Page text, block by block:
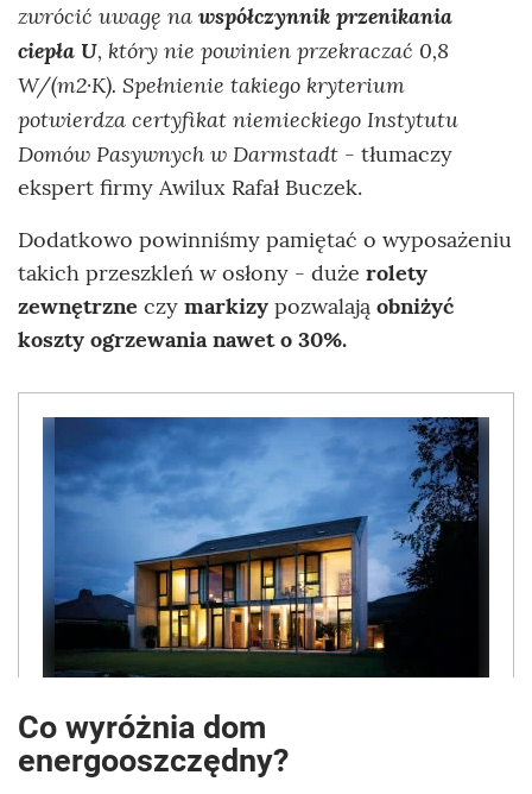
zwrócić uwagę na współczynnik przenikania
ciepła U, który nie powinien przekraczać 0,8
W/(m2·K). Spełnienie takiego kryterium
potwierdza certyfikat niemieckiego Instytutu
Domów Pasywnych w Darmstadt - tłumaczy
ekspert firmy Awilux Rafał Buczek.
Dodatkowo powinniśmy pamiętać o wyposażeniu
takich przeszkleń w osłony - duże rolety
zewnętrzne czy markizy pozwalają obniżyć
koszty ogrzewania nawet o 30%.
Co wyróżnia dom
energooszczędny?